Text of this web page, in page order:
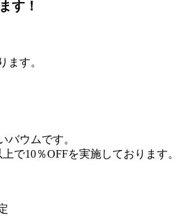
す！
す。
バウムです。
で10％OFFを実施しております。